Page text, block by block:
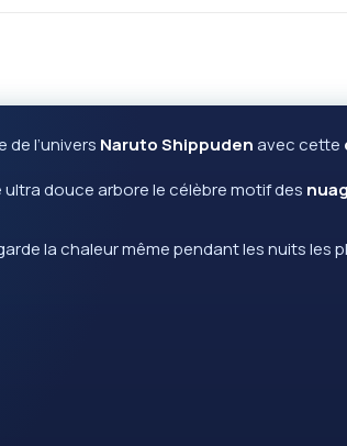
de l’univers Naruto Shippudenavec cette
douce arbore le célèbre motif des
la chaleur même pendant les nuits les